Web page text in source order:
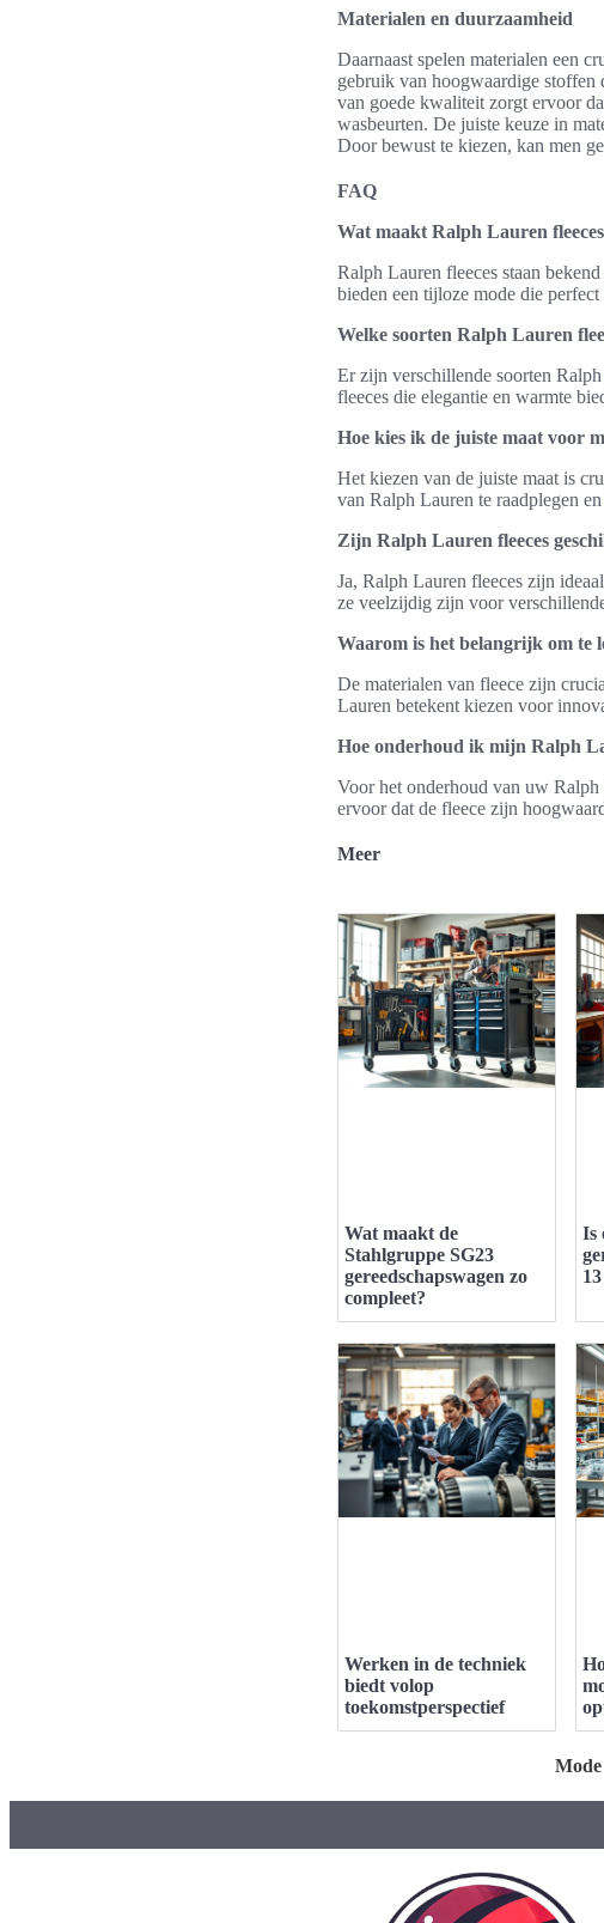
Materialen en duurzaamheid
Daarnaast spelen materialen een
gebruik van hoogwaardige stoffen
van goede kwaliteit zorgt ervoor
wasbeurten. De juiste keuze in
Door bewust te kiezen, kan men
FAQ
Wat maakt Ralph Lauren
Ralph Lauren fleeces staan
bieden een tijloze mode die
Welke soorten Ralph Lauren
Er zijn verschillende soorten
fleeces die elegantie en warmte
Hoe kies ik de juiste maat voor
Het kiezen van de juiste maat is
van Ralph Lauren te raadplegen
Zijn Ralph Lauren fleeces
Ja, Ralph Lauren fleeces zijn
ze veelzijdig zijn voor
Waarom is het belangrijk om te
De materialen van fleece zijn
Lauren betekent kiezen voor
Hoe onderhoud ik mijn Ralph
Voor het onderhoud van uw
ervoor dat de fleece zijn
Meer
Wat maakt de
Stahlgruppe SG23
gereedschapswagen zo
compleet?
Is
Werken in de techniek
biedt volop
toekomstperspectief
Mode